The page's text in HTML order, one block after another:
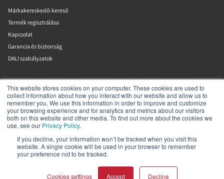
This website stores cookies on your computer. These cookies are used to
collect information about how you interact with our website and allow us to
remember you. We use this information in order to improve and customize
your browsing experience and for analytics and metrics about our visitors
both on this website and other media. To find out more about the cookies we
use, see our Privacy Policy.
If you decline, your information won’t be tracked when you visit this
website. A single cookie will be used in your browser to remember
your preference not to be tracked.
Cookies settings Accept Decline
Márkakereskedő-kereső
Termék regisztrálása
Kapcsolat
Garancia és biztonság
DALI szabályzatok
DALI A/S
Dali Allé 1
Nørager
Nordjylland
9610
Dánia
+45 9672 1155